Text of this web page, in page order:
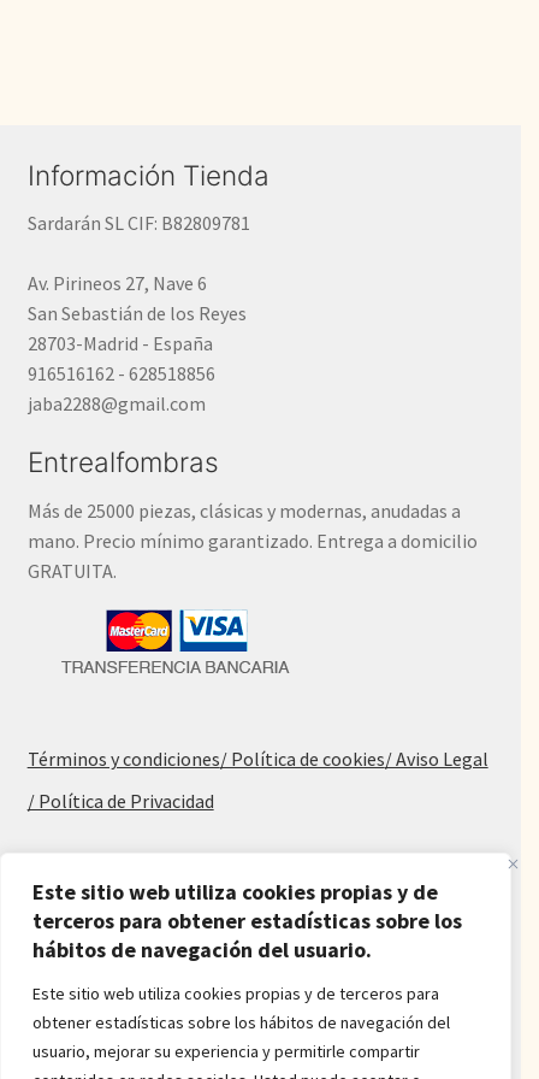
Este sitio web utiliza cookies propias y de
terceros para obtener estadísticas sobre los
hábitos de navegación del usuario.
Este sitio web utiliza cookies propias y de terceros para
obtener estadísticas sobre los hábitos de navegación del
usuario, mejorar su experiencia y permitirle compartir
Información Tienda
Sardarán SL CIF: B82809781
Av. Pirineos 27, Nave 6
San Sebastián de los Reyes
28703-Madrid - España
916516162 - 628518856
jaba2288@gmail.com
Entrealfombras
Más de 25000 piezas, clásicas y modernas, anudadas a
mano. Precio mínimo garantizado. Entrega a domicilio
GRATUITA.
Términos y condiciones/ Política de cookies/ Aviso Legal
/ Política de Privacidad
Alfombras baratas
Procedencia de las alfombras
Alfombras económicas